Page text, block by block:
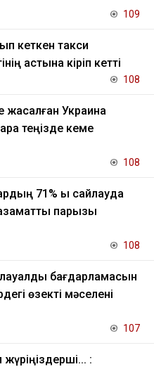
109
кеткен такси
астына кіріп кетті
108
жасалған Украина
теңізде кеме
108
71% ы сайлауда
парызы
108
бағдарламасын
өзекті мәселені
107
: